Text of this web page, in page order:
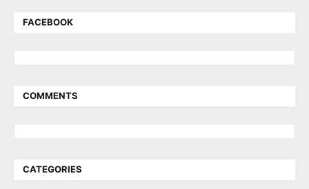
FACEBOOK
COMMENTS
CATEGORIES